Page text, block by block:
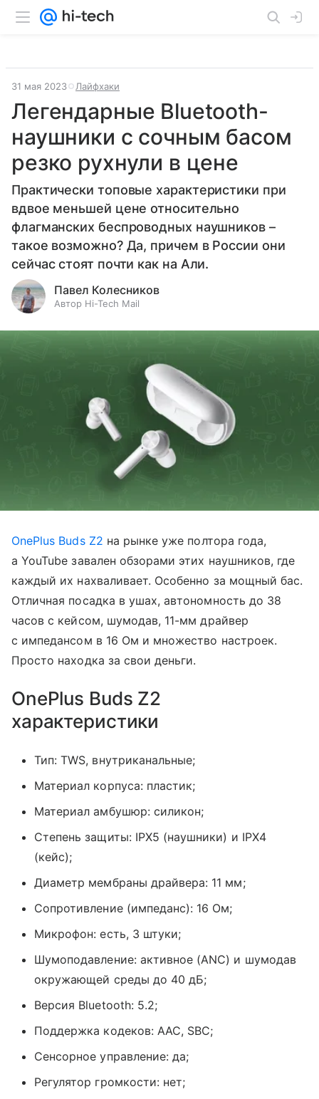
31 мая 2023 Лайфхаки
Легендарные Bluetooth-
наушники с сочным басом
резко рухнули в цене
Практически топовые характеристики при
вдвое меньшей цене относительно
флагманских беспроводных наушников –
такое возможно? Да, причем в России они
сейчас стоят почти как на Али.
Павел Колесников
Автор Hi-Tech Mail
OnePlus Buds Z2 на рынке уже полтора года,
а YouTube завален обзорами этих наушников, где
каждый их нахваливает. Особенно за мощный бас.
Отличная посадка в ушах, автономность до 38
часов с кейсом, шумодав, 11-мм драйвер
с импедансом в 16 Ом и множество настроек.
Просто находка за свои деньги.
OnePlus Buds Z2
характеристики
Тип: TWS, внутриканальные;
Материал корпуса: пластик;
Материал амбушюр: силикон;
Степень защиты: IPX5 (наушники) и IPX4
(кейс);
Диаметр мембраны драйвера: 11 мм;
Сопротивление (импеданс): 16 Ом;
Микрофон: есть, 3 штуки;
Шумоподавление: активное (ANC) и шумодав
окружающей среды до 40 дБ;
Версия Bluetooth: 5.2;
Поддержка кодеков: AAC, SBC;
Сенсорное управление: да;
Регулятор громкости: нет;